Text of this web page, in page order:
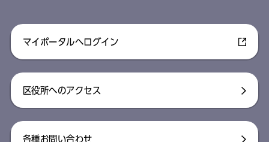
マイポータルへログイン
区役所へのアクセス
各種お問い合わせ